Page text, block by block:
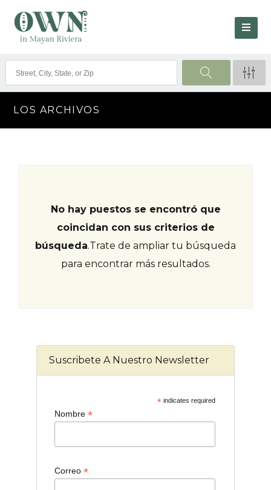
LOS ARCHIVOS
No hay puestos se encontró que
coincidan con sus criterios de
búsqueda.Trate de ampliar tu búsqueda
para encontrar más resultados.
Suscribete A Nuestro Newsletter
*indicates required
Nombre *
Correo *